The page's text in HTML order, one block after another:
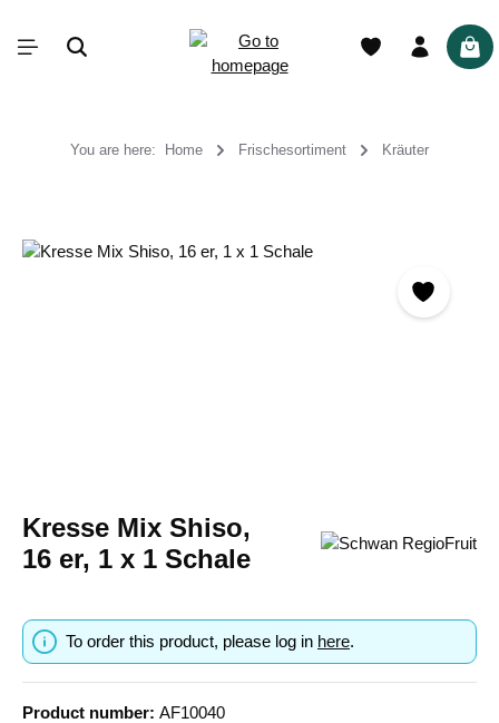
You are here: Home Frischesortiment Kräuter
Skip image gallery
Kresse Mix Shiso,
16 er, 1 x 1 Schale
To order this product, please log in here.
Product number: AF10040